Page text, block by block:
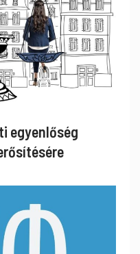
egyenlőség